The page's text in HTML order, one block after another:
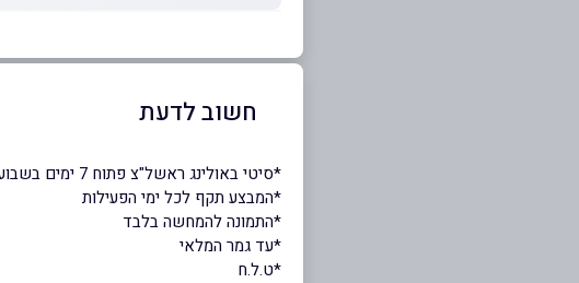
חשוב לדעת
*סיטי באולינג ראשל"צ פתוח 7 ימים בשבוע 10:00 עד 01:00
*המבצע תקף לכל ימי הפעילות
*התמונה להמחשה בלבד
*עד גמר המלאי
*ט.ל.ח